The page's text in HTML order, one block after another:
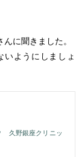
んに聞きました。
いようにしましょ
久野銀座クリニッ